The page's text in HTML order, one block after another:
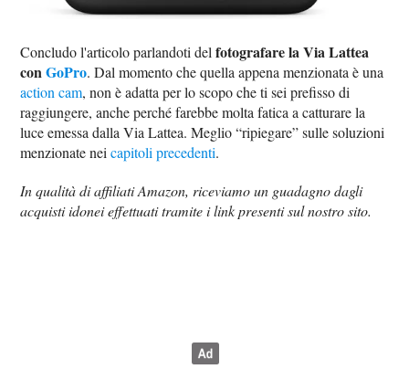
Concludo l'articolo parlandoti delfotografare la Via Lattea
conGoPro. Dal momento che quella appena menzionata è una
action cam, non è adatta per lo scopo che ti sei prefisso di
raggiungere, anche perché farebbe molta fatica a catturare la
luce emessa dalla Via Lattea. Meglio “ripiegare” sulle soluzioni
menzionate neicapitoli precedenti.
In qualità di affiliati Amazon, riceviamo un guadagno dagli
acquisti idonei effettuati tramite i link presenti sul nostro sito.